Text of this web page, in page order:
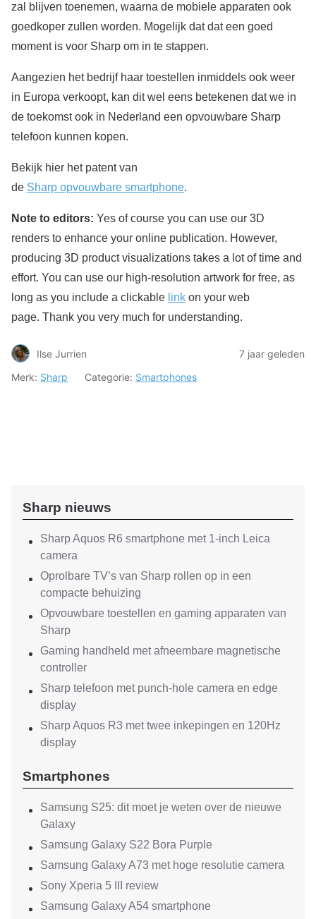
zal blijven toenemen, waarna de mobiele apparaten ook
goedkoper zullen worden. Mogelijk dat dat een goed
moment is voor Sharp om in te stappen.
Aangezien het bedrijf haar toestellen inmiddels ook weer
in Europa verkoopt, kan dit wel eens betekenen dat we in
de toekomst ook in Nederland een opvouwbare Sharp
telefoon kunnen kopen.
Bekijk hier het patent van
de Sharp opvouwbare smartphone.
Note to editors: Yes of course you can use our 3D
renders to enhance your online publication. However,
producing 3D product visualizations takes a lot of time and
effort. You can use our high-resolution artwork for free, as
long as you include a clickable link on your web
page. Thank you very much for understanding.
Ilse Jurrien
7 jaar geleden
Merk: Sharp Categorie: Smartphones
Sharp nieuws
Sharp Aquos R6 smartphone met 1-inch Leica
camera
Oprolbare TV’s van Sharp rollen op in een
compacte behuizing
Opvouwbare toestellen en gaming apparaten van
Sharp
Gaming handheld met afneembare magnetische
controller
Sharp telefoon met punch-hole camera en edge
display
Sharp Aquos R3 met twee inkepingen en 120Hz
display
Smartphones
Samsung S25: dit moet je weten over de nieuwe
Galaxy
Samsung Galaxy S22 Bora Purple
Samsung Galaxy A73 met hoge resolutie camera
Sony Xperia 5 III review
Samsung Galaxy A54 smartphone